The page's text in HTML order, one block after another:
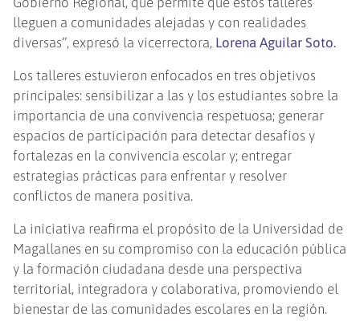
lleguen a comunidades alejadas y con realidades
diversas”, expresó la vicerrectora, Lorena Aguilar Soto.
Los talleres estuvieron enfocados en tres objetivos
principales: sensibilizar a las y los estudiantes sobre la
importancia de una convivencia respetuosa; generar
espacios de participación para detectar desafíos y
fortalezas en la convivencia escolar y; entregar
estrategias prácticas para enfrentar y resolver
conflictos de manera positiva.
La iniciativa reafirma el propósito de la Universidad de
Magallanes en su compromiso con la educación pública
y la formación ciudadana desde una perspectiva
territorial, integradora y colaborativa, promoviendo el
bienestar de las comunidades escolares en la región.